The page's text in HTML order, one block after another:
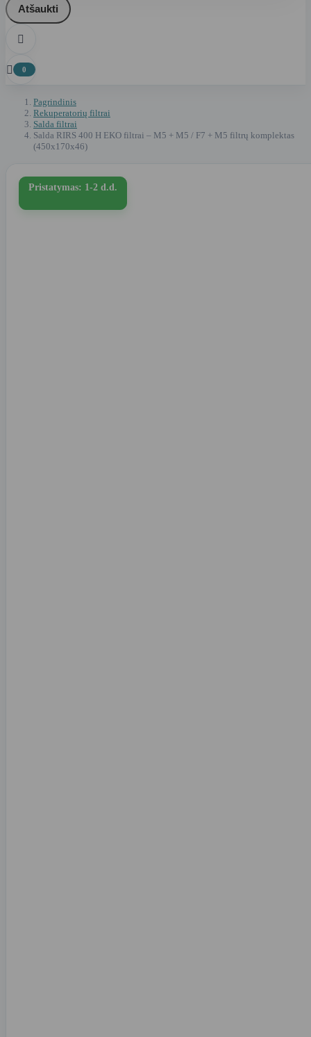
Atšaukti

 0
Pagrindinis
Rekuperatorių filtrai
Salda filtrai
Salda RIRS 400 H EKO filtrai – M5 + M5 / F7 + M5 filtrų komplektas
(450x170x46)
Pristatymas: 1-2 d.d.